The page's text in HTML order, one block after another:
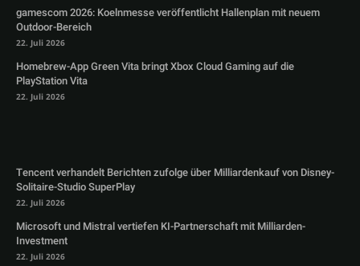
gamescom 2026: Koelnmesse veröffentlicht Hallenplan mit neuem
Outdoor-Bereich
22. Juli 2026
Homebrew-App Green Vita bringt Xbox Cloud Gaming auf die
PlayStation Vita
22. Juli 2026
Tencent verhandelt Berichten zufolge über Milliardenkauf von Disney-
Solitaire-Studio SuperPlay
22. Juli 2026
Microsoft und Mistral vertiefen KI-Partnerschaft mit Milliarden-
Investment
22. Juli 2026